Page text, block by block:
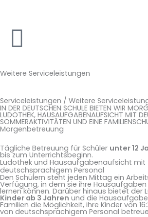
springen
Weitere Serviceleistungen
Serviceleistungen / Weitere
IN DER DEUTSCHEN SCHULE BIETEN WIR
LUDOTHEK, HAUSAUFGABENAUFSICHT MIT
SOMMERAKTIVITÄTEN UND EINE
Morgenbetreuung
Tägliche Betreuung für Schüler unter 12
bis zum Unterrichtsbeginn.
Ludothek und Hausaufgabenaufsicht mit
deutschsprachigem Personal
Den Schülern steht jeden Mittag ein
Verfügung, in dem sie ihre
lernen können. Darüber hinaus bietet der
Kinder ab 3 Jahren und die
Familien die Möglichkeit, ihre Kinder von
von deutschsprachigem Personal